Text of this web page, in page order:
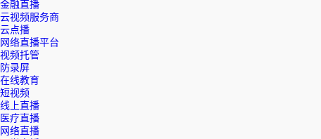
金融直播
云视频服务商
云点播
网络直播平台
视频托管
防录屏
在线教育
短视频
线上直播
医疗直播
网络直播